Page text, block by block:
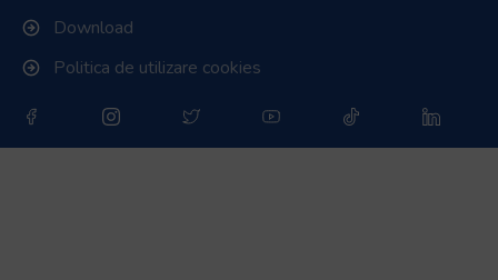
Download
Politica de utilizare cookies